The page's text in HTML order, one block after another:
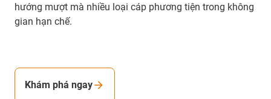
hướng mượt mà nhiều loại cáp phương tiện trong không
gian hạn chế.
Khám phá ngay